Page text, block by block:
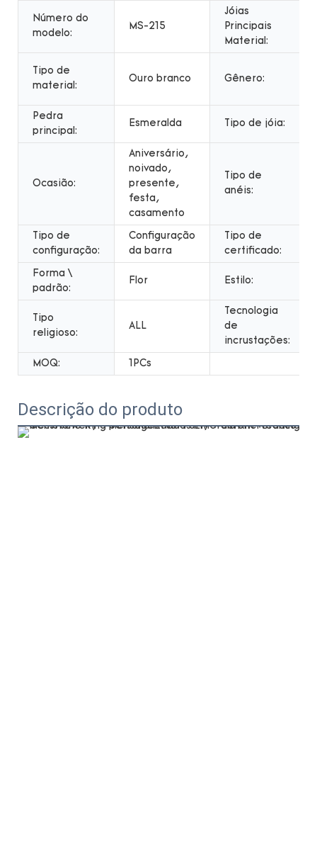
Número do
modelo:
MS-215
Jóias
Principais
Material:
Tipo de
material:
Ouro branco Gênero:
Pedra
principal:
Esmeralda Tipo de jóia:
Ocasião:
Aniversário,
noivado,
presente,
festa,
casamento
Tipo de
anéis:
Tipo de
configuração:
Configuração
da barra
Tipo de
certificado:
Forma \
padrão:
Flor Estilo:
Tipo
religioso:
ALL
Tecnologia
de
incrustações:
MOQ: 1PCs
Descrição do produto